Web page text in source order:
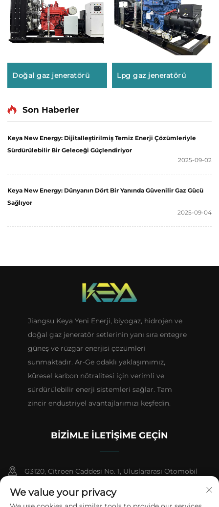
Doğal gaz jeneratörü Lpg gaz jeneratörü
Son Haberler
Keya New Energy: Dijitalleştirilmiş Temiz Enerji Çözümleriyle
Sürdürülebilir Bir Geleceği Güçlendiriyor
2025-09-02
Keya New Energy: Dünyanın Dört Bir Yanında Güvenilir Gaz Gücü
Sağlıyor
2025-09-04
Jiangsu Keya Yeni Enerji, biyogaz, hidrojen ve
doğal gaz jeneratör setlerinin yanı sıra entegre
güneş ve rüzgar enerjisi çözümleri
sunmaktadır. Ar-Ge odaklı yaklaşımımız,
küresel karbon nötralitesi için verimli ve
sürdürülebilir enerji sistemleri sağlar. Tam
zincir endüstriyel avantajlarımızı keşfedin.
BIZIMLE İLETIŞIME GEÇIN
G3120, Citroen Caddesi No. 1, Uluslararası Otomobil
Şehri, Farmasötik Yüksek Teknoloji Endüstri Geliştirme
Bölgesi, Taizhou Şehri, Jiangsu Evi
We value your privacy